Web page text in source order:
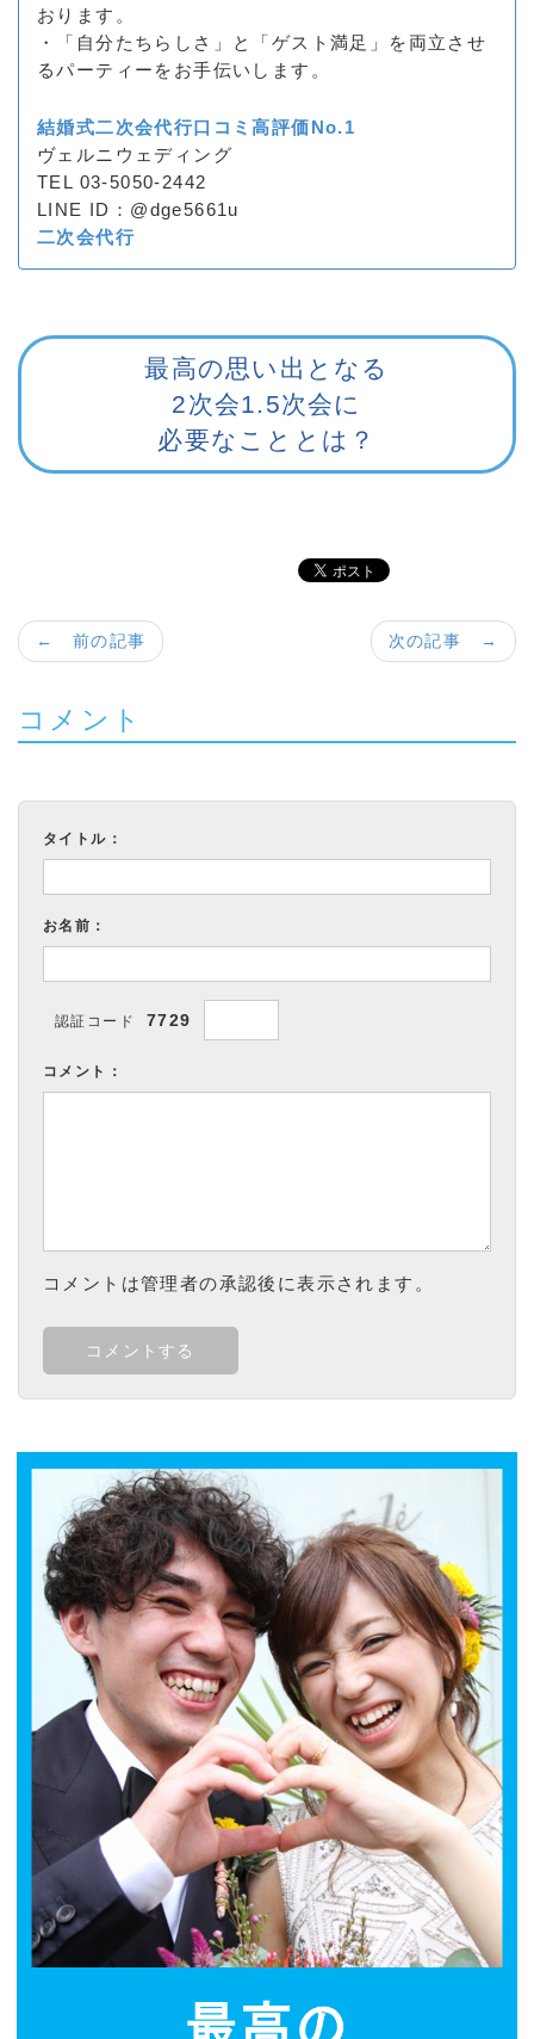
おります。
・「自分たちらしさ」と「ゲスト満足」を両立させ
るパーティーをお手伝いします。
結婚式二次会代行口コミ高評価No.1
ヴェルニウェディング
TEL 03-5050-2442
LINE ID：@dge5661u
二次会代行
最高の思い出となる
2次会1.5次会に
必要なこととは？
次の記事 →
← 前の記事
コメント
タイトル：
お名前：
認証コード 7729
コメント：
コメントは管理者の承認後に表示されます。